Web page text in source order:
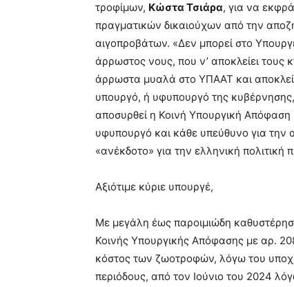
τροφίμων, Κώστα Τσιάρα, για να
πραγματικών δικαιούχων από την
αιγοπροβάτων. «Δεν μπορεί στο
άρρωστος νους, που ν’ αποκλείει τους
άρρωστα μυαλά στο ΥΠΑΑΤ και
υπουργό, ή υφυπουργό της
αποσυρθεί η Κοινή Υπουργική
υφυπουργό και κάθε υπεύθυνο για την
«ανέκδοτο» για την ελληνική
Αξιότιμε κύριε υπουργέ,
Με μεγάλη έως παροιμιώδη
Κοινής Υπουργικής Απόφασης με αρ.
κόστος των ζωοτροφών, λόγω του
περιόδους, από τον Ιούνιο του 2024